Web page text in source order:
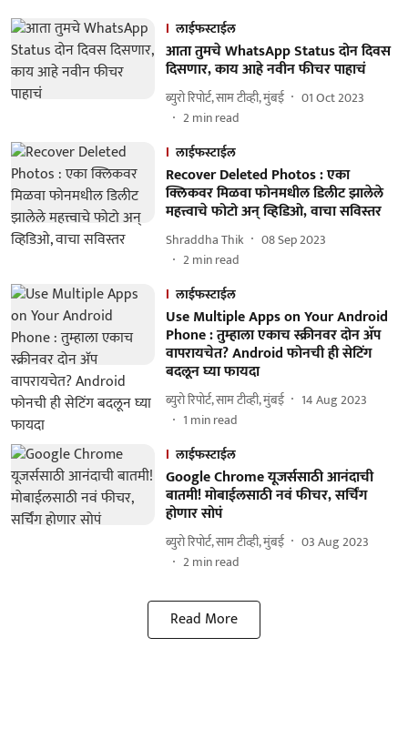
लाईफस्टाईल
आता तुमचे WhatsApp Status दोन दिवस
दिसणार, काय आहे नवीन फीचर पाहाचं
ब्युरो रिपोर्ट, साम टीव्ही, मुंबई
01 Oct 2023
2min read
लाईफस्टाईल
Recover Deleted Photos : एका
क्लिकवर मिळवा फोनमधील डिलीट झालेले
महत्त्वाचे फोटो अन् व्हिडिओ, वाचा सविस्तर
Shraddha Thik
08 Sep 2023
2min read
लाईफस्टाईल
Use Multiple Apps on Your Android
Phone : तुम्हाला एकाच स्क्रीनवर दोन अ‍ॅप
वापरायचेत? Android फोनची ही सेटिंग
बदलून घ्या फायदा
ब्युरो रिपोर्ट, साम टीव्ही, मुंबई
14 Aug 2023
1 min read
लाईफस्टाईल
Google Chrome यूजर्ससाठी आनंदाची
बातमी! मोबाईलसाठी नवं फीचर, सर्चिंग
होणार सोपं
ब्युरो रिपोर्ट, साम टीव्ही, मुंबई
03 Aug 2023
2min read
Read More